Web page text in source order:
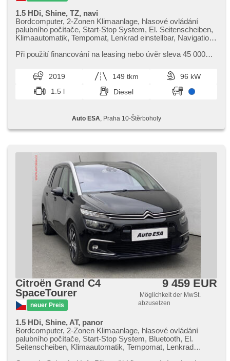
1.5 HDi, Shine, TZ, navi
Bordcomputer, 2-Zonen Klimaanlage, hlasové ovládání
palubního počítače, Start-Stop System, El. Seitenscheiben,
Klimaautomatik, Tempomat, Lenkrad einstellbar, Navigation,
odemykání, täglich Leuchten, automatické přepínání
Servolenkung, Zentralverriegelung mit Funkfernbedienung,
Elektronisches Stabilitätsprogramm (ESP),
Scheibenwischersensor, Nebelscheinwerfer, El.
Klappspiegel, starten per Taste, ABS, isofix, Fahrkamera,
Při použití financování na leasing nebo úvěr sleva 45 000
hod. Kupujte vozy s garancí!
2019 149 tkm
96 kW
1.5 l
Diesel
Auto ESA , Praha 10-Štěrboholy
Citroën Grand C4
SpaceTourer
neuer Preis
9 459 EUR
Möglichkeit der MwSt.
abzusetzen
1.5 HDi, Shine, AT, panor
Bordcomputer, 2-Zonen Klimaanlage, hlasové ovládání
palubního počítače, Start-Stop System, Bluetooth, El.
Seitenscheiben, Klimaautomatik, Tempomat, Lenkrad